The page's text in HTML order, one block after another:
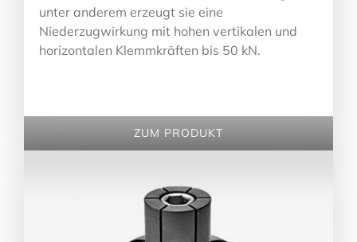
unter anderem erzeugt sie eine
Niederzugwirkung mit hohen vertikalen und
horizontalen Klemmkräften bis 50 kN.
ZUM PRODUKT